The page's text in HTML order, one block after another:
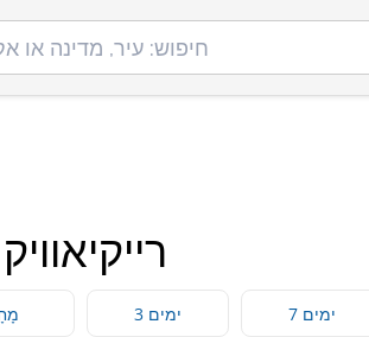
רייקיאוויק רבתי 10
3 ימים 7 ימים